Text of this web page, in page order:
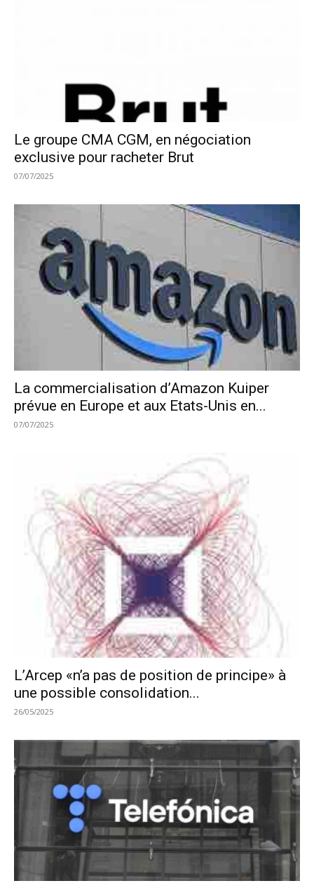
Le groupe CMA CGM, en négociation
exclusive pour racheter Brut
07/07/2025
La commercialisation d’Amazon Kuiper
prévue en Europe et aux Etats-Unis en...
07/07/2025
L’Arcep «n’a pas de position de principe» à
une possible consolidation...
26/05/2025